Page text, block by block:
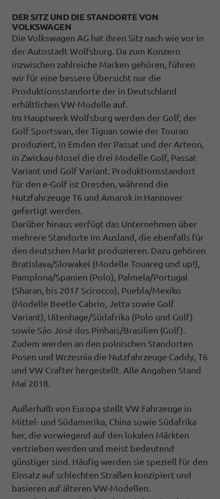
DER SITZ UND DIE STANDORTE VON
VOLKSWAGEN
Die Volkswagen AG hat ihren Sitz nach wie vor in
der Autostadt Wolfsburg. Da zum Konzern
inzwischen zahlreiche Marken gehören, führen
wir für eine bessere Übersicht nur die
Produktionsstandorte der in Deutschland
erhältlichen VW-Modelle auf.
Im Hauptwerk Wolfsburg werden der Golf, der
Golf Sportsvan, der Tiguan sowie der Touran
produziert, in Emden der Passat und der Arteon,
in Zwickau-Mosel die drei Modelle Golf, Passat
Variant und Golf Variant. Produktionsstandort
für den e-Golf ist Dresden, während die
Nutzfahrzeuge T6 und Amarok in Hannover
gefertigt werden.
Darüber hinaus verfügt das Unternehmen über
mehrere Standorte im Ausland, die ebenfalls für
den deutschen Markt produzieren. Dazu gehören
Bratislava/Slowakei (Modelle Touareg und up!),
Pamplona/Spanien (Polo), Palmela/Portugal
(Sharan, bis 2017 Scirocco), Puebla/Mexiko
(Modelle Beetle Cabrio, Jetta sowie Golf
Variant), Uitenhage/Südafrika (Polo und Golf)
sowie São José dos Pinhais/Brasilien (Golf).
Zudem werden an den polnischen Standorten
Posen und Wrzesnia die Nutzfahrzeuge Caddy, T6
und VW Crafter hergestellt. Alle Angaben Stand
Mai 2018.
Außerhalb von Europa stellt VW Fahrzeuge in
Mittel- und Südamerika, China sowie Südafrika
her, die vorwiegend auf den lokalen Märkten
vertrieben werden und meist bedeutend
günstiger sind. Häufig werden sie speziell für den
Einsatz auf schlechten Straßen konzipiert und
basieren auf älteren VW-Modellen.